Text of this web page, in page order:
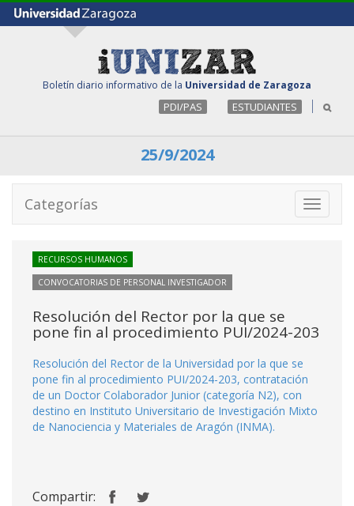
Boletín diario informativo de la Universidad de Zaragoza
PDI/PAS ESTUDIANTES
25/9/2024
Toggle
Categorías
RECURSOS HUMANOS
CONVOCATORIAS DE PERSONAL INVESTIGADOR
Resolución del Rector por la que se
pone fin al procedimiento PUI/2024-203
Resolución del Rector de la Universidad por la que se
pone fin al procedimiento PUI/2024-203, contratación
de un Doctor Colaborador Junior (categoría N2), con
destino en Instituto Universitario de Investigación Mixto
de Nanociencia y Materiales de Aragón (INMA).
Compartir: